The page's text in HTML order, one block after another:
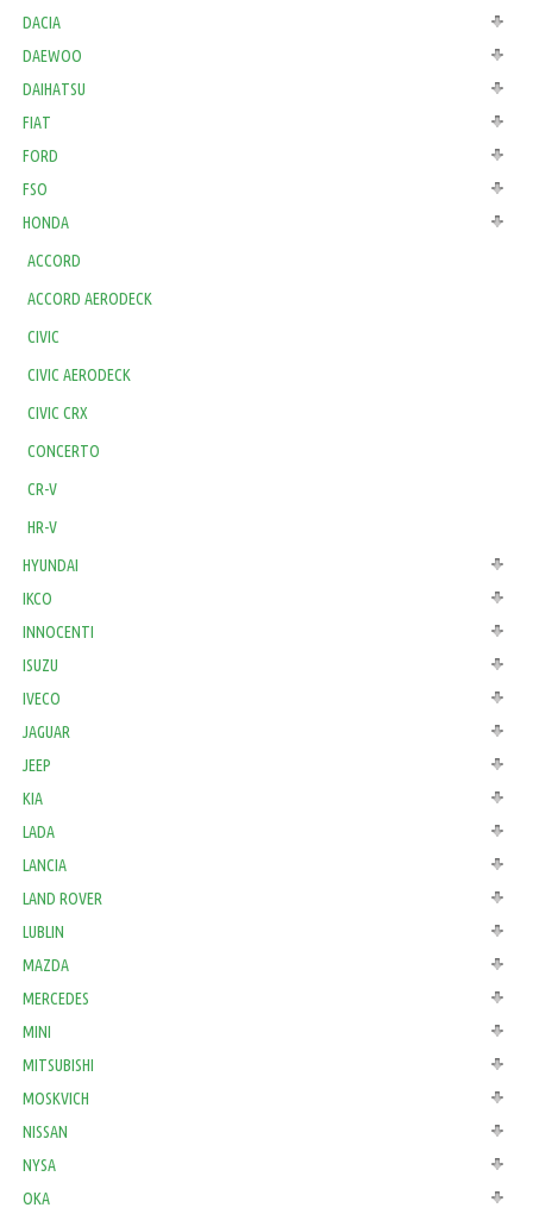
DACIA
DAEWOO
DAIHATSU
FIAT
FORD
FSO
HONDA
ACCORD
ACCORD AERODECK
CIVIC
CIVIC AERODECK
CIVIC CRX
CONCERTO
CR-V
HR-V
HYUNDAI
IKCO
INNOCENTI
ISUZU
IVECO
JAGUAR
JEEP
KIA
LADA
LANCIA
LAND ROVER
LUBLIN
MAZDA
MERCEDES
MINI
MITSUBISHI
MOSKVICH
NISSAN
NYSA
OKA